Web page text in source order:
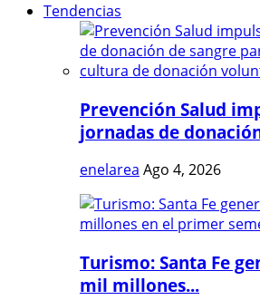
Tendencias
Prevención Salud
jornadas de
enelarea Ago 4, 2026
Turismo: Santa Fe
mil millones...